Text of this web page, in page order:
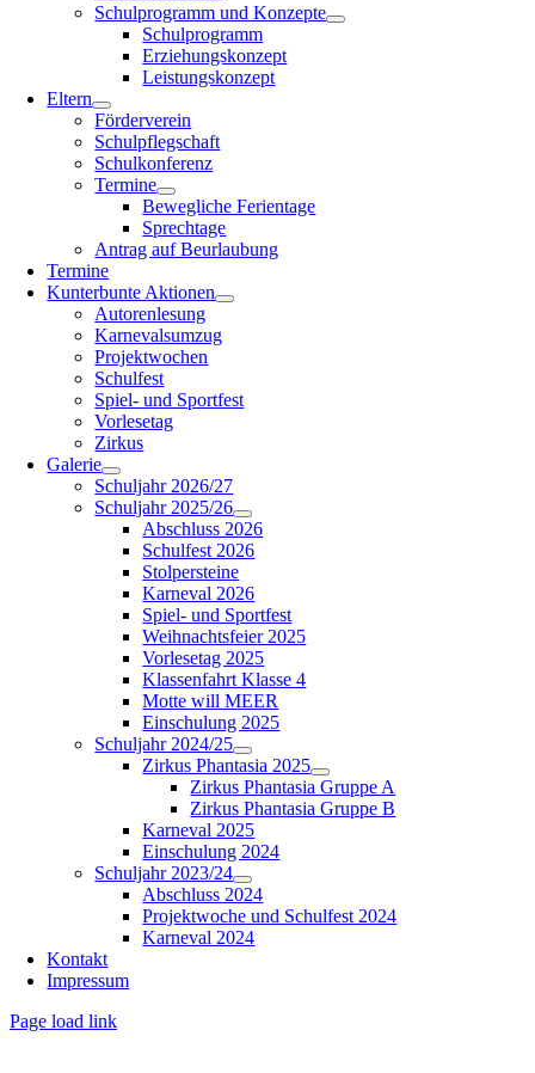
Schulprogramm und Konzepte
Schulprogramm
Erziehungskonzept
Leistungskonzept
Eltern
Förderverein
Schulpflegschaft
Schulkonferenz
Termine
Bewegliche Ferientage
Sprechtage
Antrag auf Beurlaubung
Termine
Kunterbunte Aktionen
Autorenlesung
Karnevalsumzug
Projektwochen
Schulfest
Spiel- und Sportfest
Vorlesetag
Zirkus
Galerie
Schuljahr 2026/27
Schuljahr 2025/26
Abschluss 2026
Schulfest 2026
Stolpersteine
Karneval 2026
Spiel- und Sportfest
Weihnachtsfeier 2025
Vorlesetag 2025
Klassenfahrt Klasse 4
Motte will MEER
Einschulung 2025
Schuljahr 2024/25
Zirkus Phantasia 2025
Zirkus Phantasia Gruppe A
Zirkus Phantasia Gruppe B
Karneval 2025
Einschulung 2024
Schuljahr 2023/24
Abschluss 2024
Projektwoche und Schulfest 2024
Karneval 2024
Kontakt
Impressum
Page load link